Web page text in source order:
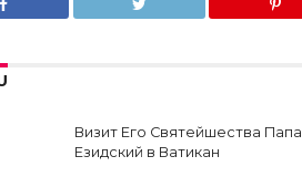
Визит Его Святейшества Папа
Езидский в Ватикан